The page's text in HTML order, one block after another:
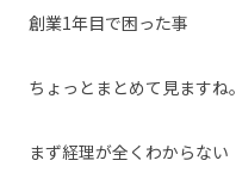
創業1年目で困った事
ちょっとまとめて見ますね。
まず経理が全くわからない